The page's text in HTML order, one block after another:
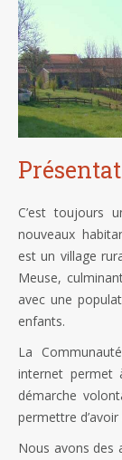
C’est toujours
nouveaux
est un village
Meuse,
avec une
enfants.
La
internet permet
démarche
permettre
Nous avons des